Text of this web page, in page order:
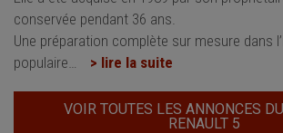
conservée pendant 36 ans.
Une préparation complète sur mesure dans
populaire
> lire la suite
VOIR TOUTES LES ANNONCES
RENAULT 5